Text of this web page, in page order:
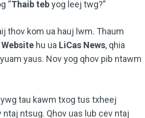
“Thaib tebyog leej twg?”
thov kom ua hauj lwm. Thaum
Website hu ua LiCas News, qhia
yaus. Nov yog qhov pib ntawm
tau kawm txog tus txheej
ntsug. Qhov uas lub cev ntaj